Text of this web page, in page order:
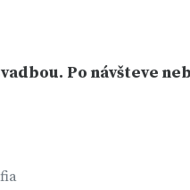
Po návšteve